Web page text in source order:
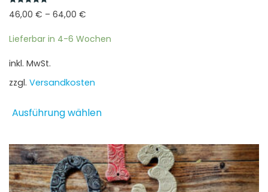
46,00 € – 64,00 €
Lieferbar in 4-6 Wochen
inkl. MwSt.
zzgl. Versandkosten
Ausführung wählen
mehrere
Varianten
auf.
Die